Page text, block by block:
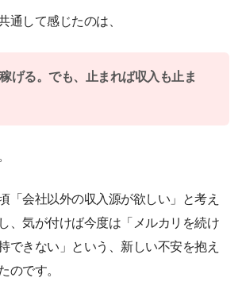
通して感じたのは、
稼げる。でも、止まれば収入も止ま
「会社以外の収入源が欲しい」と考え
、気が付けば今度は「メルカリを続け
できない」という、新しい不安を抱え
のです。